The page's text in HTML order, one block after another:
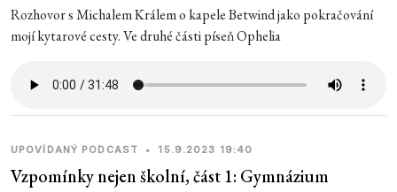
Rozhovor s Michalem Králem o kapele Betwind jako pokračování
mojí kytarové cesty. Ve druhé části píseň Ophelia
UPOVÍDANÝ PODCAST • 15.9.2023 19:40
Vzpomínky nejen školní, část 1: Gymnázium